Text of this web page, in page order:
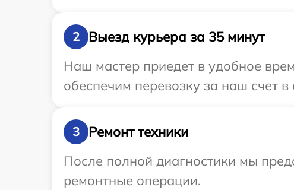
2
Выезд курьера за 35 минут
Наш мастер приедет в удобное
обеспечим перевозку за наш счет
3
Ремонт техники
После полной диагностики мы
ремонтные операции.